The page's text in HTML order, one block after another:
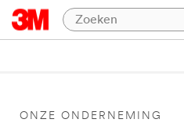
ONZE ONDERNEMING